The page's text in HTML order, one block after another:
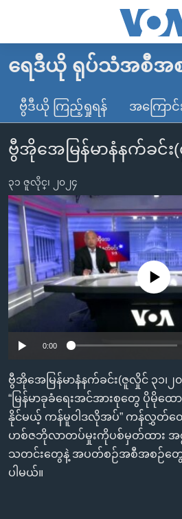
လွယ်ကူ
သည့်
Link
များ
ပင်မ
အကြောင်းအရာ
သို့
ကျော်
ကြည့်
ရန်
ပင်မ
အ
ညွန်း
စာမျက်နှာ
ကျော်
ကြည့်
ရန်
ရှာဖွေ
ရန်
နေရာ
မူလစာမျက်နှာ
မြန်မာ
ကမ္ဘာ့သတင်းများ
နိုင်ငံတကာ
တရုတ်
အစ္စရေး-ပါလက်စတိုင်း
ဗွီဒီယို
ရပ်ဝန်းတခု လမ်းတခု အလွန်
အင်္ဂလိပ်စာလေ့လာမယ်
အမေရိကန်သုံးအီဒီယံ
မကြေးမုံရဲ့ အင်္ဂလိပ်စာ
ရုပ်ရှင်ထဲက အင်္ဂလိပ်စာ
သုတပဒေသာ အင်္ဂလိပ်စာ
အပတ်စဉ်ကဏ္ဍများ
ရေဒီယို
တီဗွီ
ရေဒီယိုနှင့်ရုပ်သံ အချက်အလက်များ
ရေဒီယို/တီဗွီအစီအစဉ်
Learning English
ဘာသာစကားများ
ရေဒီယို ရုပ်သံအစီအ
ဗွီဒီယို ကြည့်ရှုရန် အကြောင်
ဗွီအိုအေမြန်မာနံနက်ခင်း
၃၁ ဇူလိုင္၊ ၂၀၂၄
No media source
0:00
ဗွီအိုအေမြန်မာနံနက်ခင်း(ဇူလှိုင် ၃၁၊၂
“မြန်မာခုခံရေးအင်အားစုတွေ ပိုမိုထေ
နိုင်မယ့် ကန်မူဝါဒလိုအပ်” ကန်လွှတ်တေ
ဟစ်ဇဘိုလာတပ်မှုးကိုပစ်မှတ်ထား အ
သတင်းတွေနဲ့ အပတ်စဉ်အစီအစဉ်
ပါမယ်။